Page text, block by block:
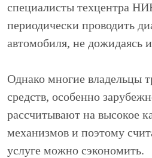
специалисты техцентра
периодически проводить
автомобиля, не дожидаясь
Однако многие владельцы
средств, особенно
рассчитывают на высокое
механизмов и поэтому
услуге можно сэкономить.